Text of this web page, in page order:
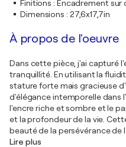
Finitions : Encadrement sur
Dimensions : 27,6x17,7in
À propos de l'oeuvre
Dans cette pièce, j'ai capturé
tranquillité. En utilisant la
stature forte mais gracieuse
d'élégance intemporelle dans
l'encre riche et sombre et le
et la profondeur de la vie.
beauté de la persévérance de
Lire plus